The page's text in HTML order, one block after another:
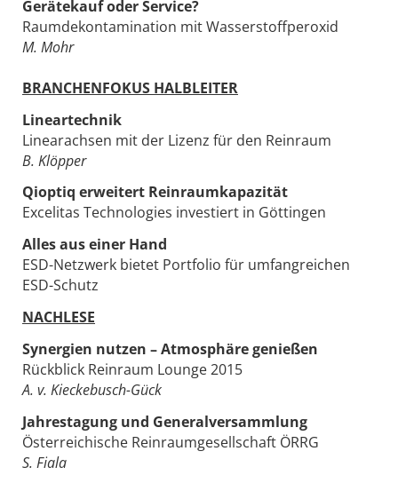
Gerätekauf oder Service?
Raumdekontamination mit Wasserstoffperoxid
M. Mohr
BRANCHENFOKUS HALBLEITER
Lineartechnik
Linearachsen mit der Lizenz für den Reinraum
B. Klöpper
Qioptiq erweitert Reinraumkapazität
Excelitas Technologies investiert in Göttingen
Alles aus einer Hand
ESD-Netzwerk bietet Portfolio für umfangreichen
ESD-Schutz
NACHLESE
Synergien nutzen – Atmosphäre genießen
Rückblick Reinraum Lounge 2015
A. v. Kieckebusch-Gück
Jahrestagung und Generalversammlung
Österreichische Reinraumgesellschaft ÖRRG
S. Fiala